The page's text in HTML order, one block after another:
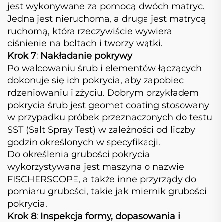
jest wykonywane za pomocą dwóch matryc.
Jedna jest nieruchoma, a druga jest matrycą
ruchomą, która rzeczywiście wywiera
ciśnienie na boltach i tworzy wątki.
Krok 7: Nakładanie pokrywy
Po walcowaniu śrub i elementów łączących
dokonuje się ich pokrycia, aby zapobiec
rdzeniowaniu i zżyciu. Dobrym przykładem
pokrycia śrub jest geomet coating stosowany
w przypadku próbek przeznaczonych do testu
SST (Salt Spray Test) w zależności od liczby
godzin określonych w specyfikacji.
Do określenia grubości pokrycia
wykorzystywana jest maszyna o nazwie
FISCHERSCOPE, a także inne przyrządy do
pomiaru grubości, takie jak miernik grubości
pokrycia.
Krok 8: Inspekcja formy, dopasowania i